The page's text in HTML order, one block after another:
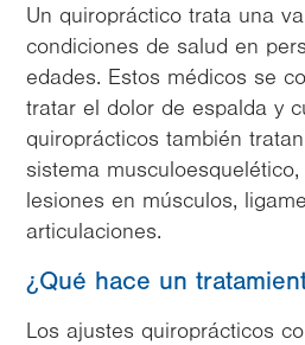
Un quiropráctico trata una
condiciones de salud en
edades. Estos médicos se
tratar el dolor de espalda y
quiroprácticos también
sistema
lesiones en músculos,
articulaciones.
¿Qué hace un
Los ajustes quiroprácticos